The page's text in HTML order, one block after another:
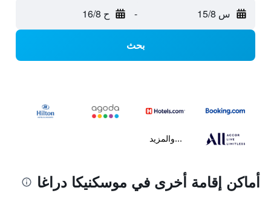
س 15/8 - ح 16/8
بحث
...والمزيد
أماكن إقامة أخرى في موسكنيكا دراغا